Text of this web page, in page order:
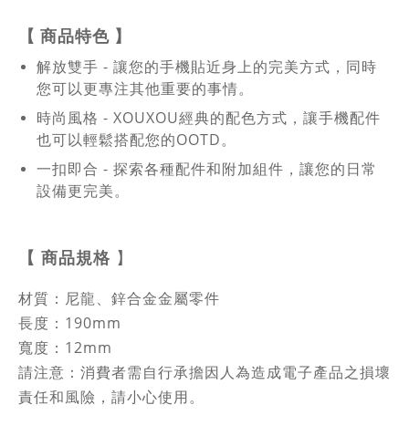
【 商品特色 】
解放雙手 - 讓您的手機貼近身上的完美方式，同時
您可以更專注其他重要的事情。
時尚風格 - XOUXOU經典的配色方式，讓手機配件
也可以輕鬆搭配您的OOTD。
一扣即合 - 探索各種配件和附加組件，讓您的日常
設備更完美。
【 商品規格 】
材質：尼龍、鋅合金金屬零件
長度：190mm
寬度：12mm
請注意：消費者需自行承擔因人為造成電子產品之損壞
責任和風險，請小心使用。